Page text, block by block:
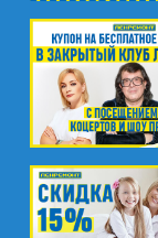
м.
ул.
м. Парк
ул.
м. Пр.
пр.